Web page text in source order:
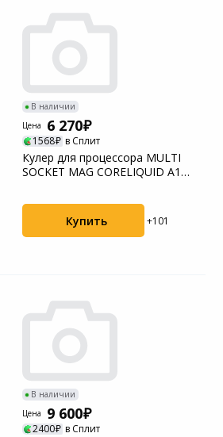
В наличии
Цена
6 270
1568 в Сплит
Кулер для процессора MULTI
SOCKET MAG CORELIQUID A13
Купить +101
В наличии
Цена
9 600
2400 в Сплит